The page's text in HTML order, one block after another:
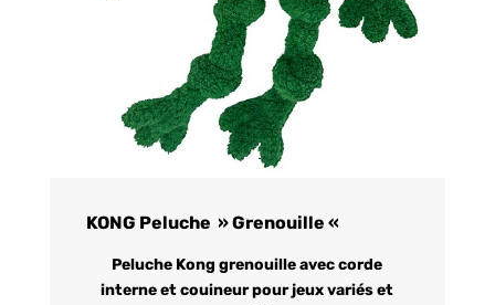
KONG Peluche » Grenouille «
Peluche Kong grenouille avec corde
interne et couineur pour jeux variés et